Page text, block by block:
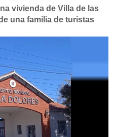
vivienda de Villa de las
una familia de turistas